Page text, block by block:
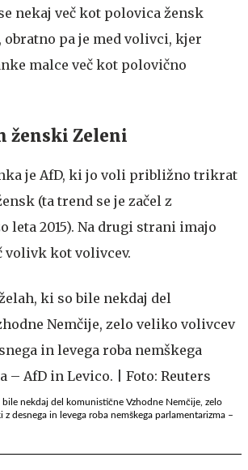
nekaj več kot polovica žensk
obratno pa je med volivci, kjer
malce več kot polovično
ženski Zeleni
je AfD, ki jo voli približno trikrat
(ta trend se je začel z
leta 2015). Na drugi strani imajo
volivk kot volivcev.
nekdaj del komunistične Vzhodne Nemčije, zelo
desnega in levega roba nemškega parlamentarizma –